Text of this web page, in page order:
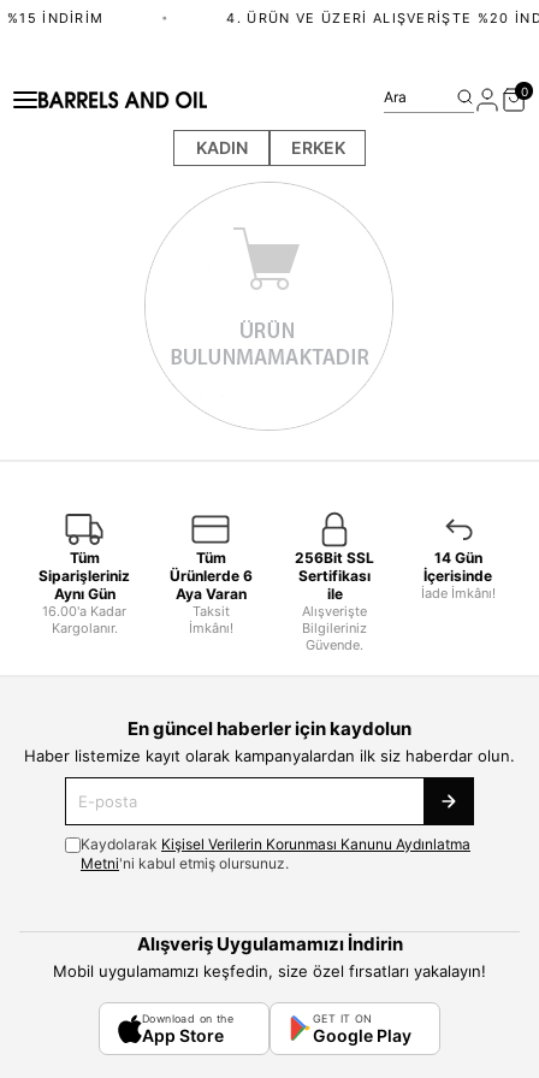
İNDIRIM • 4. ÜRÜN VE ÜZERI ALIŞVERIŞTE %20
KADIN ERKEK
Ara 0
Tüm
Siparişleriniz
Aynı Gün
16.00'a Kadar
Kargolanır.
Tüm
Ürünlerde 6
Aya Varan
Taksit
İmkânı!
256Bit SSL
Sertifikası
ile
Alışverişte
Bilgileriniz
Güvende.
14 Gün
İçerisinde
İade İmkânı!
En güncel haberler için kaydolun
Haber listemize kayıt olarak kampanyalardan ilk siz haberdar olun.
Kaydolarak Kişisel Verilerin Korunması Kanunu Aydınlatma
Metni'ni kabul etmiş olursunuz.
Alışveriş Uygulamamızı İndirin
Mobil uygulamamızı keşfedin, size özel fırsatları yakalayın!
Download on the
App Store
GET IT ON
Google Play